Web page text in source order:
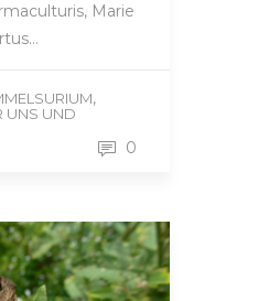
Marie
,
UNS UND
0